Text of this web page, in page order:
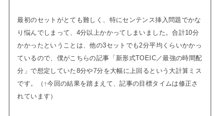
最初のセットがとても難しく、特にセンテンス挿入問題でかな
り悩んでしまって、4分以上かかってしまいました。合計10分
かかったということは、他の3セットでも2分平均くらいかかっ
ているので、僕がこちらの記事「新形式TOEIC／最強の時間配
分」で想定していた8分や7分を大幅に上回るという大計算ミス
です。
（↑今回の結果を踏まえて、記事の目標タイムは修正さ
れています）